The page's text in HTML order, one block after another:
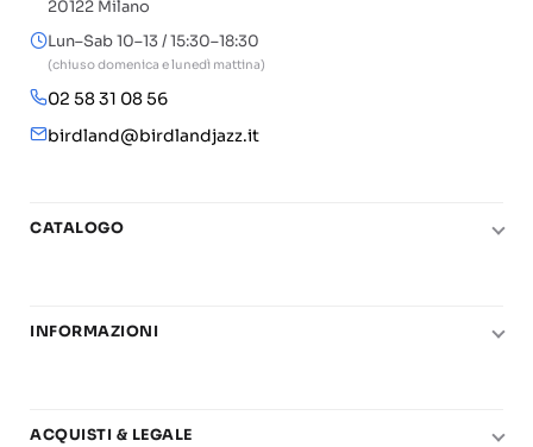
20122 Milano
Lun–Sab 10–13 / 15:30–18:30
(chiuso domenica e lunedì mattina)
02 58 31 08 56
birdland@birdlandjazz.it
CATALOGO
Chitarra
Basi play-along
INFORMAZIONI
Carta del Docente
ACQUISTI & LEGALE